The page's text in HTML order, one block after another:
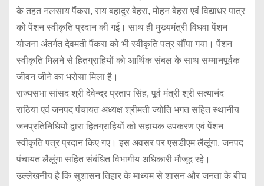
के तहत नलसाय पैंकरा, राय बहादुर बेहरा, मोहन बेहरा एवं विद्याधर पात्र
को पेंशन स्वीकृति प्रदान की गई। साथ ही मुख्यमंत्री विधवा पेंशन
योजना अंतर्गत देवमती पैंकरा को भी स्वीकृति पत्र सौंपा गया। पेंशन
स्वीकृति मिलने से हितग्राहियों को आर्थिक संबल के साथ सम्मानपूर्वक
जीवन जीने का भरोसा मिला है।
राज्यसभा सांसद श्री देवेन्द्र प्रताप सिंह, पूर्व मंत्री श्री सत्यानंद
राठिया एवं जनपद पंचायत अध्यक्ष श्रीमती ज्योति भगत सहित स्थानीय
जनप्रतिनिधियों द्वारा हितग्राहियों को सहायक उपकरण एवं पेंशन
स्वीकृति पत्र प्रदान किए गए। इस अवसर पर एसडीएम लैलूंगा, जनपद
पंचायत लैलूंगा सहित संबंधित विभागीय अधिकारी मौजूद रहे।
उल्लेखनीय है कि सुशासन तिहार के माध्यम से शासन और जनता के बीच